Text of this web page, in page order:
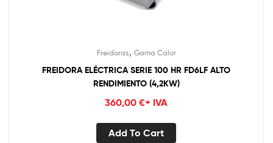
Freidoras, Gama Calor
FREIDORA ELÉCTRICA SERIE 100 HR FD6LF ALTO
RENDIMIENTO (4,2KW)
360,00 €+ IVA
Add To Cart